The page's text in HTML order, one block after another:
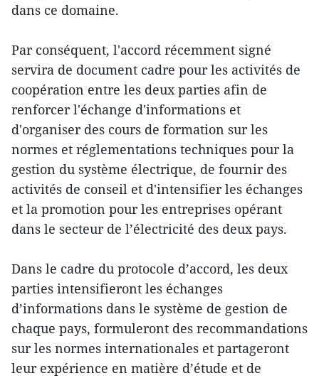
dans ce domaine.
Par conséquent, l'accord récemment signé
servira de document cadre pour les activités de
coopération entre les deux parties afin de
renforcer l'échange d'informations et
d'organiser des cours de formation sur les
normes et réglementations techniques pour la
gestion du système électrique, de fournir des
activités de conseil et d'intensifier les échanges
et la promotion pour les entreprises opérant
dans le secteur de l’électricité des deux pays.
Dans le cadre du protocole d’accord, les deux
parties intensifieront les échanges
d’informations dans le système de gestion de
chaque pays, formuleront des recommandations
sur les normes internationales et partageront
leur expérience en matière d’étude et de